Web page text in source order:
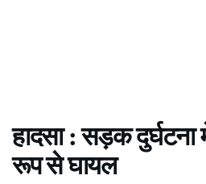
हादसा : सड़क दुर्घटना
रूप से घायल